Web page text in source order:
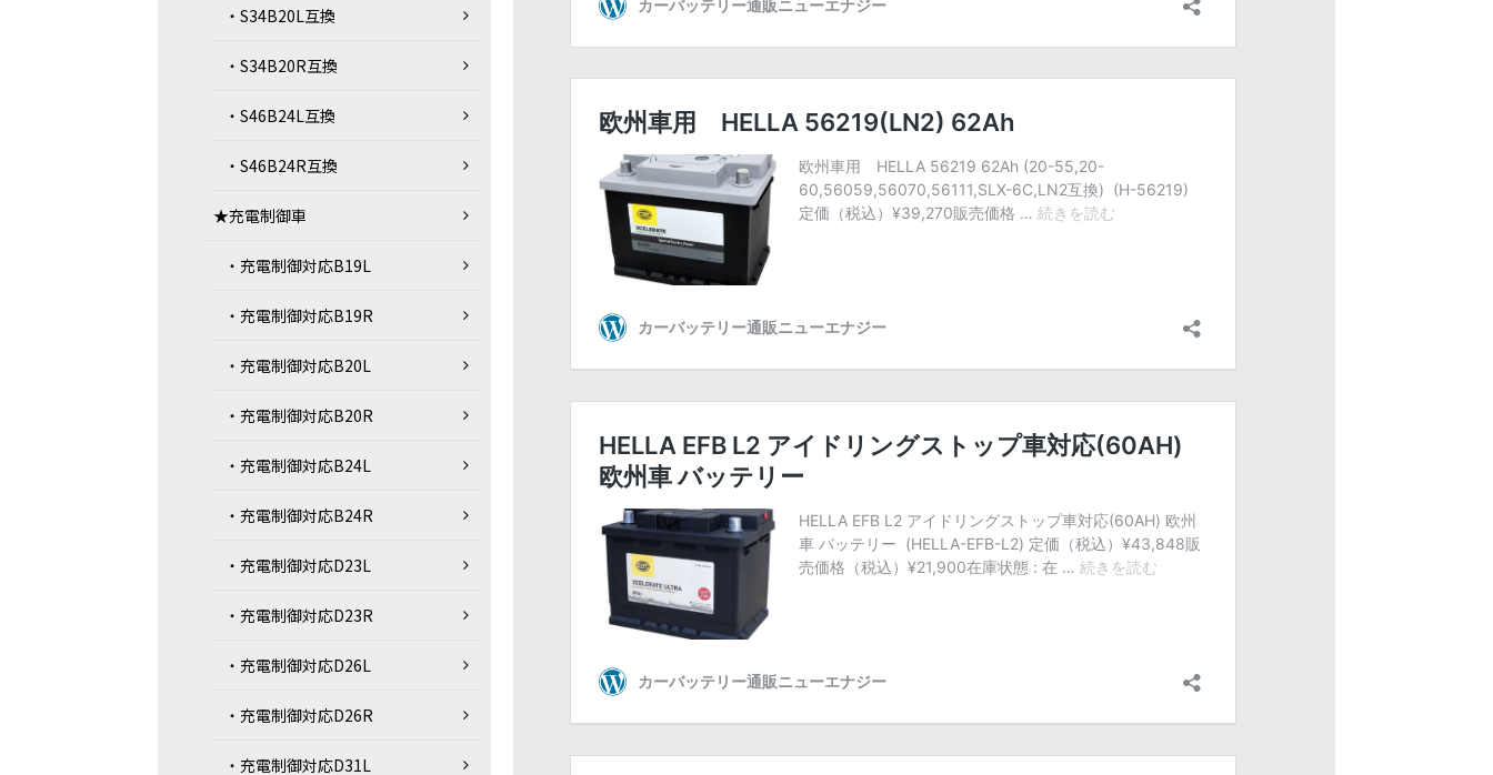
・S34B20L互換
・S34B20R互換
・S46B24L互換
・S46B24R互換
★充電制御車
・充電制御対応B19L
・充電制御対応B19R
・充電制御対応B20L
・充電制御対応B20R
・充電制御対応B24L
・充電制御対応B24R
・充電制御対応D23L
・充電制御対応D23R
・充電制御対応D26L
・充電制御対応D26R
・充電制御対応D31L